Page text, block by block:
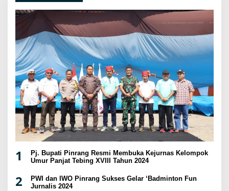
1
Pj. Bupati Pinrang Resmi Membuka Kejurnas Kelompok
Umur Panjat Tebing XVIII Tahun 2024
2
PWI dan IWO Pinrang Sukses Gelar ‘Badminton Fun
Jurnalis 2024